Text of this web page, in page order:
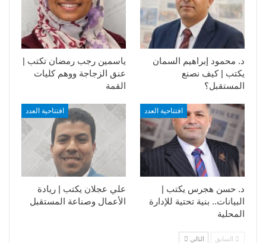
ياسمين رجب رمضان تكتب |
عنق الزجاجة ووهم كليات
القمة
د. محمود إبراهيم السمان
يكتب | كيف نصنع
المستقبل؟
افتتاحية العدد
علي عجلان يكتب | ريادة
الأعمال وصناعة المستقبل
افتتاحية العدد
د. حسن هجرس يكتب |
البيانات.. بنية تحتية للإدارة
المحلية
السابق التالي